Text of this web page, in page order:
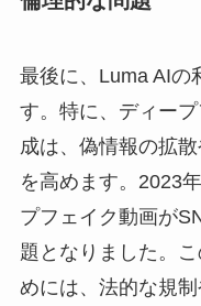
最後に、Luma AIの
す。特に、ディー
成は、偽情報の拡
を高めます。2023
プフェイク動画が
題となりました。
めには、法的な規